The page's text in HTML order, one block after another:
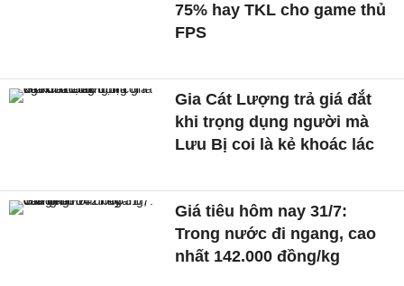
75% hay TKL cho game thủ
FPS
Gia Cát Lượng trả giá đắt
khi trọng dụng người mà
Lưu Bị coi là kẻ khoác lác
Giá tiêu hôm nay 31/7:
Trong nước đi ngang, cao
nhất 142.000 đồng/kg